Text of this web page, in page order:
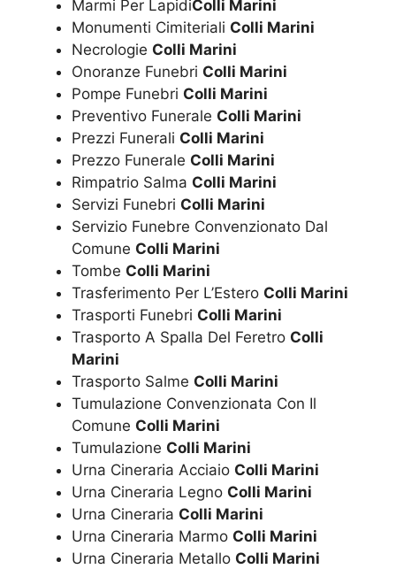
Marmi Per LapidiColli Marini
Monumenti Cimiteriali Colli Marini
Necrologie Colli Marini
Onoranze Funebri Colli Marini
Pompe Funebri Colli Marini
Preventivo Funerale Colli Marini
Prezzi Funerali Colli Marini
Prezzo Funerale Colli Marini
Rimpatrio Salma Colli Marini
Servizi Funebri Colli Marini
Servizio Funebre Convenzionato Dal
Comune Colli Marini
Tombe Colli Marini
Trasferimento Per L’Estero Colli Marini
Trasporti Funebri Colli Marini
Trasporto A Spalla Del Feretro Colli
Marini
Trasporto Salme Colli Marini
Tumulazione Convenzionata Con Il
Comune Colli Marini
Tumulazione Colli Marini
Urna Cineraria Acciaio Colli Marini
Urna Cineraria Legno Colli Marini
Urna Cineraria Colli Marini
Urna Cineraria Marmo Colli Marini
Urna Cineraria Metallo Colli Marini